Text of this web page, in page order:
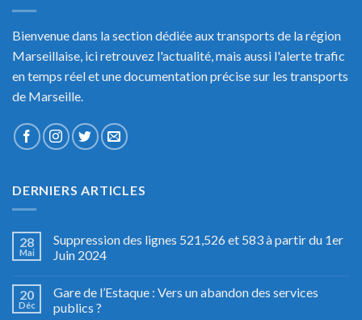
Bienvenue dans la section dédiée aux transports de la région
Marseillaise, ici retrouvez l'actualité, mais aussi l'alerte trafic
en temps réel et une documentation précise sur les transports
de Marseille.
DERNIERS ARTICLES
28
Mai
Suppression des lignes 521,526 et 583 à partir du 1er
Juin 2024
20
Déc
Gare de l’Estaque : Vers un abandon des services
publics ?